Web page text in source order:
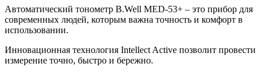
Автоматический тонометр B.Well MED-53+ – это прибор для
современных людей, которым важна точность и комфорт в
использовании.
Инновационная технология Intellect Active позволит провести
измерение точно, быстро и бережно.